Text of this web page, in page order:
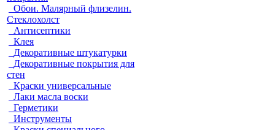
Обои. Малярный флизелин.
Стеклохолст
Антисептики
Клея
Декоративные штукатурки
Декоративные покрытия для
стен
Краски универсальные
Лаки масла воски
Герметики
Инструменты